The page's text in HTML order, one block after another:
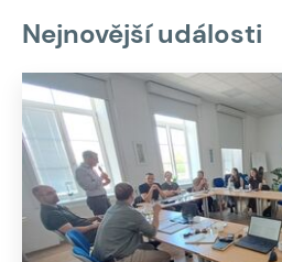
Nejnovější události